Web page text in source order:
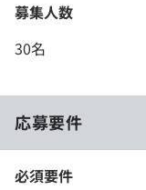
募集人数
30名
応募要件
必須要件